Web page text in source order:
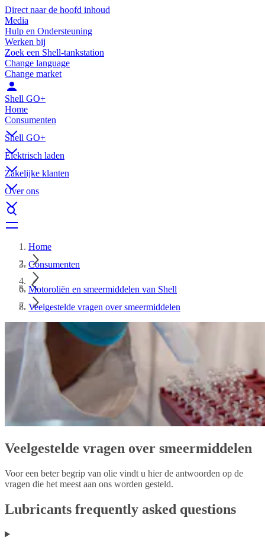
Direct naar de hoofd inhoud
Media
Hulp en Ondersteuning
Werken bij
Zoek een Shell-tankstation
Change language
Change market
Shell GO+
Home
Consumenten
Shell GO+
Elektrisch laden
Zakelijke klanten
Over ons
Home
Consumenten
Motoroliën en smeermiddelen van Shell
Veelgestelde vragen over smeermiddelen
Veelgestelde vragen over smeermiddelen
Voor een beter begrip van olie vindt u hier de antwoorden op de
vragen die het meest aan ons worden gesteld.
Lubricants frequently asked questions